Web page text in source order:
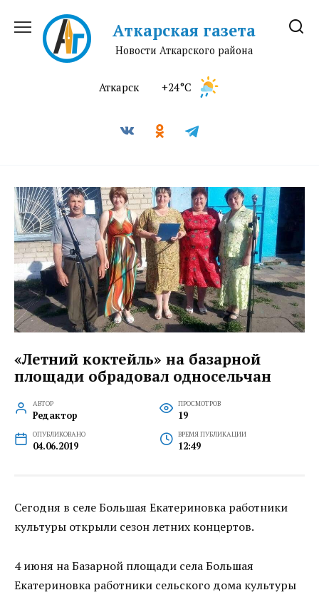
содержанию
Аткарская газета
Новости Аткарского района
Аткарск +24°C
«Летний коктейль» на базарной
площади обрадовал односельчан
АВТОР
Редактор
ПРОСМОТРОВ
19
ОПУБЛИКОВАНО
04.06.2019
ВРЕМЯ ПУБЛИКАЦИИ
12:49
Сегодня в селе Большая Екатериновка работники
культуры открыли сезон летних концертов.
4 июня на Базарной площади села Большая
Екатериновка работники сельского дома культуры